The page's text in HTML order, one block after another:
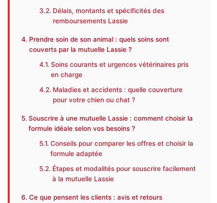
Délais, montants et spécificités des
remboursements Lassie
Prendre soin de son animal : quels soins sont
couverts par la mutuelle Lassie ?
Soins courants et urgences vétérinaires pris
en charge
Maladies et accidents : quelle couverture
pour votre chien ou chat ?
Souscrire à une mutuelle Lassie : comment choisir la
formule idéale selon vos besoins ?
Conseils pour comparer les offres et choisir la
formule adaptée
Étapes et modalités pour souscrire facilement
à la mutuelle Lassie
Ce que pensent les clients : avis et retours